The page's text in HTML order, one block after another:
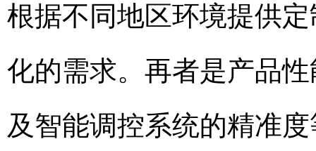
根据不同地区环境提供
化的需求。再者是产品
及智能调控系统的精准